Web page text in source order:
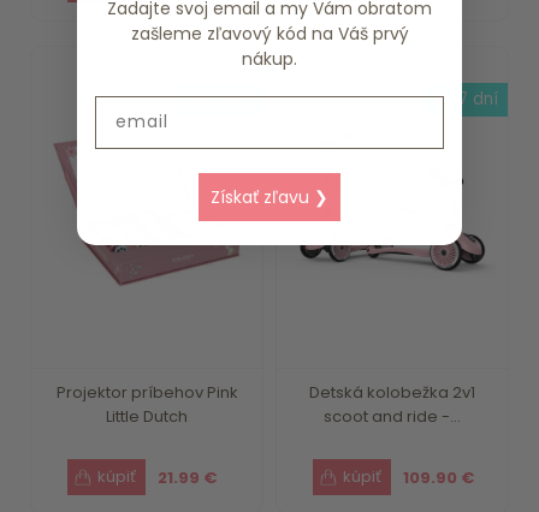
Projektor príbehov Pink
Little Dutch
21.99 €
skladom
Detská kolobežka 2v1
scoot and ride -...
109.90 €
do 7 dní
Zadajte svoj email a my Vám obratom
zašleme zľavový kód na Váš prvý
nákup.
Získať zľavu ❯